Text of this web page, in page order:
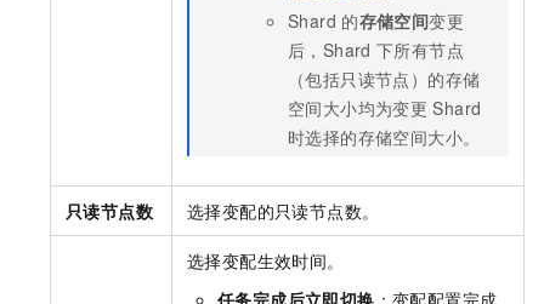
Shard 的存储空间变更
后，Shard 下所有节点
（包括只读节点）的存储
空间大小均为变更 Shard
时选择的存储空间大小。
只读节点数 选择变配的只读节点数。
选择变配生效时间。
任务完成后立即切换 ：变配配置完成